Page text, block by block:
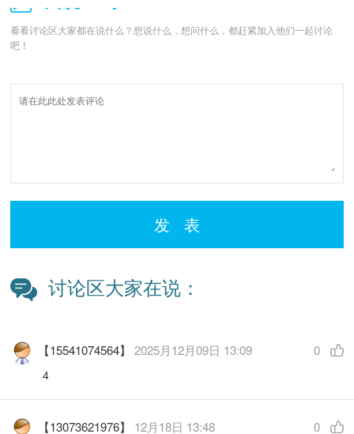
看看讨论区大家都在说什么？想说什么，想问什么，都赶紧加入他们一起讨论
吧！
发 表
讨论区大家在说：
【15541074564】2025月12月09日 13:09 0
4
【13073621976】 12月18日 13:48 0